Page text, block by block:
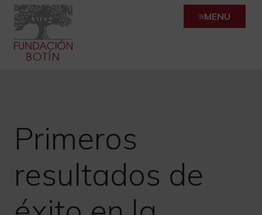
Skip
content
MENU
Primeros
resultados de